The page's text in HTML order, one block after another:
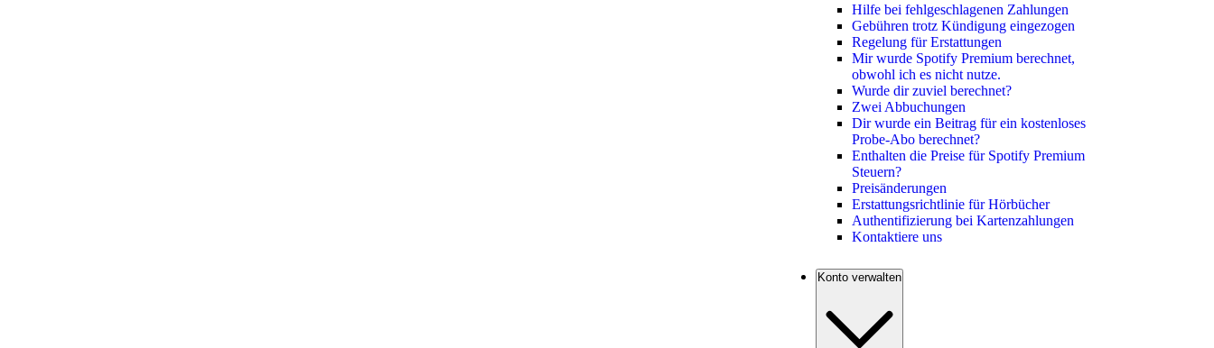
Hilfe bei fehlgeschlagenen Zahlungen
Gebühren trotz Kündigung eingezogen
Regelung für Erstattungen
Mir wurde Spotify Premium berechnet,
obwohl ich es nicht nutze.
Wurde dir zuviel berechnet?
Zwei Abbuchungen
Dir wurde ein Beitrag für ein kostenloses
Probe-Abo berechnet?
Enthalten die Preise für Spotify Premium
Steuern?
Preisänderungen
Erstattungsrichtlinie für Hörbücher
Authentifizierung bei Kartenzahlungen
Kontaktiere uns
Konto verwalten